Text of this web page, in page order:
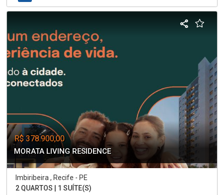
R$ 378.900,00
MORATA LIVING RESIDENCE
Imbiribeira , Recife - PE
2 QUARTOS | 1 SUÍTE(S)